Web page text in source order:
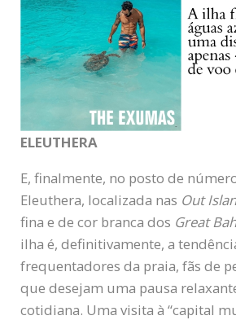
ELEUTHERA
E, finalmente, no posto de
Eleuthera, localizada nas Out
fina e de cor branca dos Great
ilha é, definitivamente, a
frequentadores da praia, fãs de
que desejam uma pausa
cotidiana. Uma visita à “capital